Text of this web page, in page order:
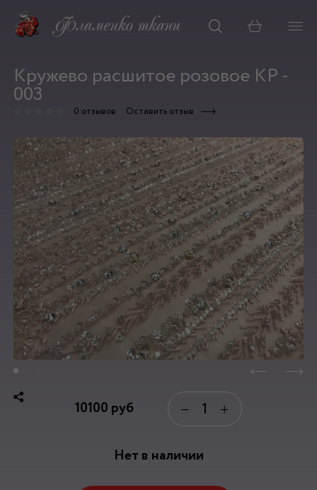
Корзина
Кружево расшитое розовое КР -
003
0 отзывов Оставить отзыв
10100 руб − +
Нет в наличии